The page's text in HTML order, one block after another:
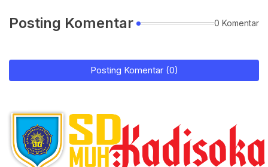
Posting Komentar 0 Komentar
Posting Komentar (0)